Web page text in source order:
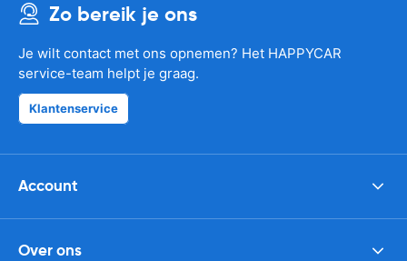
Zo bereik je ons
Je wilt contact met ons opnemen? Het HAPPYCAR
service-team helpt je graag.
Klantenservice
Account
Over ons